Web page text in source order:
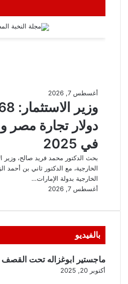
بالفيديو
ماجستير ابوغزاله تحت القصف
أكتوبر 20, 2025